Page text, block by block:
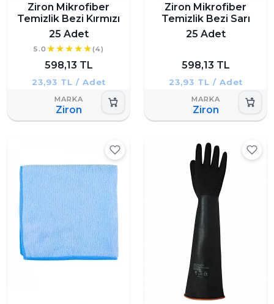
Ziron Mikrofiber
Temizlik Bezi Kırmızı
25 Adet
5.0 (4)
598,13 TL
23,93 TL / Adet
Ziron
Ziron Mikrofiber
Temizlik Bezi Sarı
25 Adet
598,13 TL
23,93 TL / Adet
Ziron